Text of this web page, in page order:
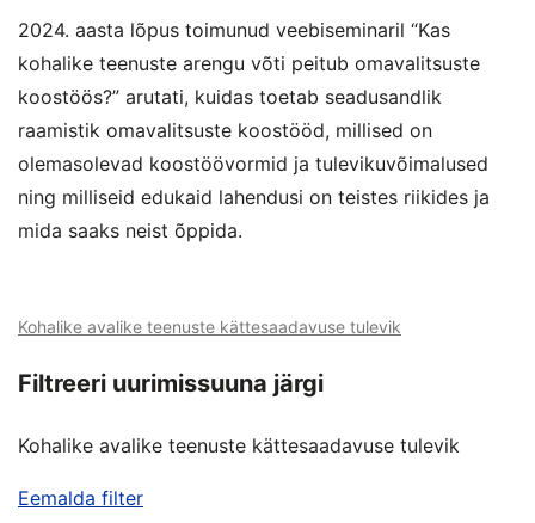
2024. aasta lõpus toimunud veebiseminaril “Kas
kohalike teenuste arengu võti peitub omavalitsuste
koostöös?” arutati, kuidas toetab seadusandlik
raamistik omavalitsuste koostööd, millised on
olemasolevad koostöövormid ja tulevikuvõimalused
ning milliseid edukaid lahendusi on teistes riikides ja
mida saaks neist õppida.
Kohalike avalike teenuste kättesaadavuse tulevik
Filtreeri uurimissuuna järgi
Kohalike avalike teenuste kättesaadavuse tulevik
Eemalda filter